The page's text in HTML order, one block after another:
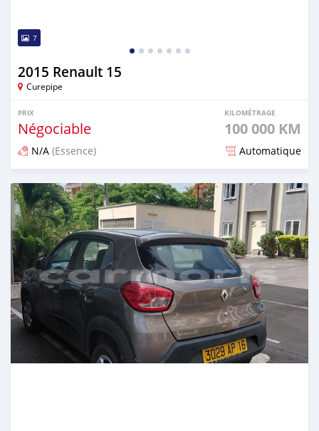
7
2015 Renault 15
Curepipe
PRIX
Négociable
KILOMÉTRAGE
100 000 KM
N/A (Essence) Automatique
Publié il y a 7 mois